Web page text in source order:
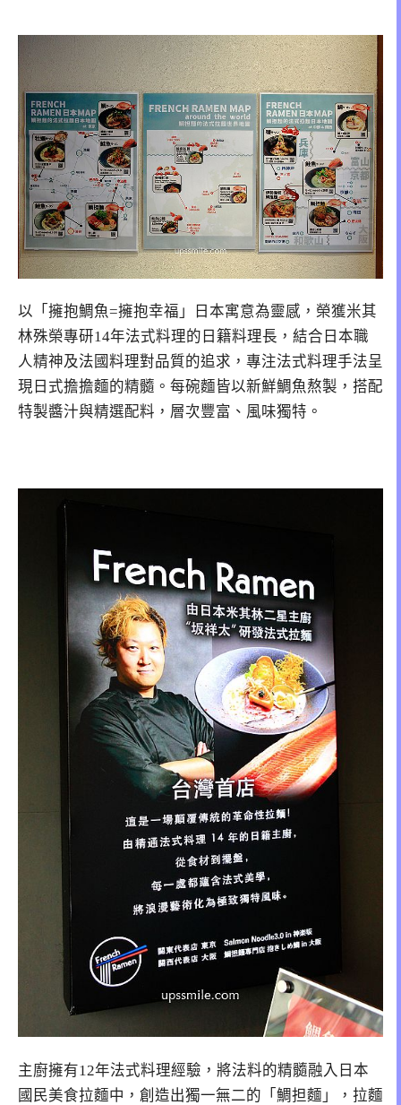
以「擁抱鯛魚=擁抱幸福」日本寓意為靈感，榮獲米其
林殊榮專研14年法式料理的日籍料理長，結合日本職
人精神及法國料理對品質的追求，專注法式料理手法呈
現日式擔擔麵的精髓。每碗麵皆以新鮮鯛魚熬製，搭配
特製醬汁與精選配料，層次豐富、風味獨特。
主廚擁有12年法式料理經驗，將法料的精髓融入日本
國民美食拉麵中，創造出獨一無二的「鯛担麵」，拉麵